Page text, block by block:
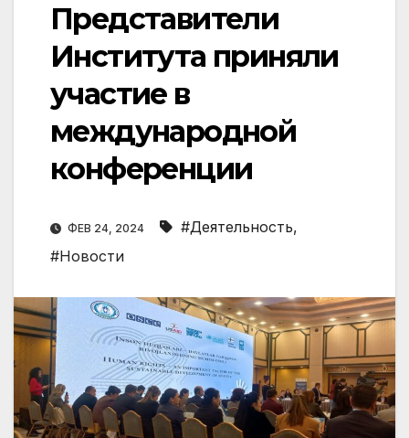
Представители
Института приняли
участие в
международной
конференции
ФЕВ 24, 2024 #Деятельность,
#Новости